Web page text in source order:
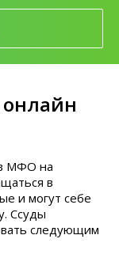
МФО на
в
и могут себе
Ссуды
следующим